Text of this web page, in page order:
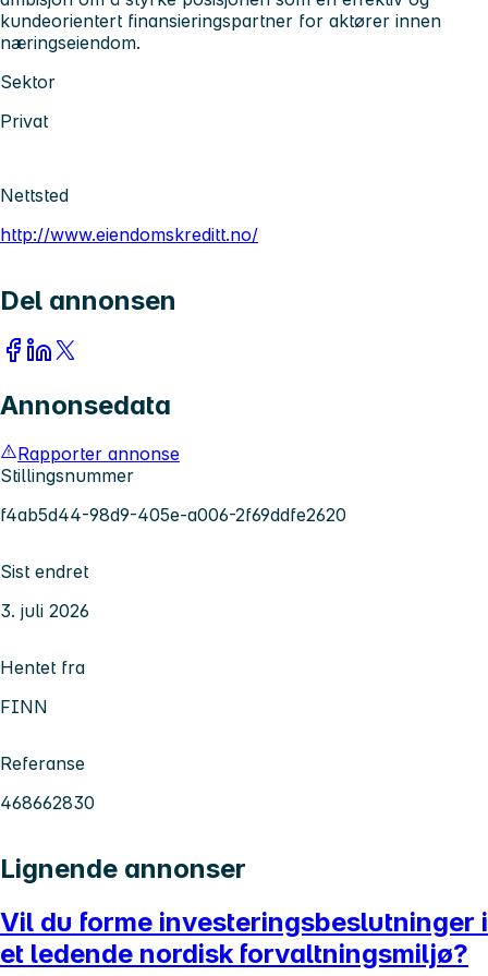
kundeorientert finansieringspartner for aktører innen
næringseiendom.
Sektor
Privat
Nettsted
http://www.eiendomskreditt.no/
Del annonsen
Annonsedata
Rapporter annonse
Stillingsnummer
f4ab5d44-98d9-405e-a006-2f69ddfe2620
Sist endret
3. juli 2026
Hentet fra
FINN
Referanse
468662830
Lignende annonser
Vil du forme investeringsbeslutninger i
et ledende nordisk forvaltningsmiljø?